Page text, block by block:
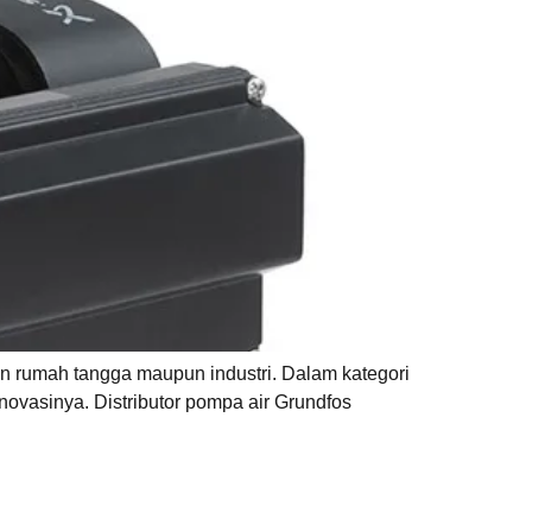
rumah tangga maupun industri. Dalam kategori
Distributor pompa air Grundfos